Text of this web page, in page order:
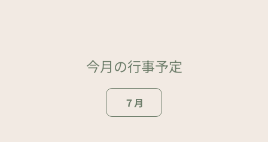
今月の行事予定
７月